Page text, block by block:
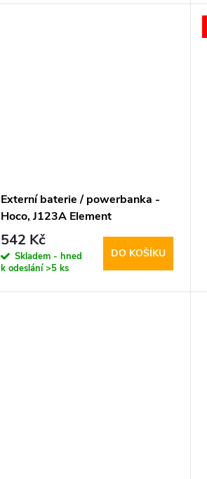
Externí baterie / powerbanka -
Hoco, J123A Element
20000mAh Black
542 Kč
Skladem - hned
k odeslání>5 ks
DO KOŠÍKU